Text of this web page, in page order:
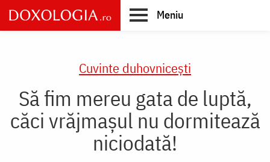
Skip
to
main
Meniu
Cuvinte duhovnicești
Să fim mereu gata de luptă,
căci vrăjmașul nu dormitează
niciodată!